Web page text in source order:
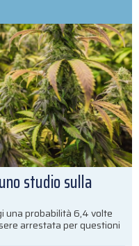
studio sulla
una probabilità 6,4 volte
arrestata per questioni